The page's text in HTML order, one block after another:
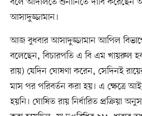
আসাদুজ্জামান।
আজ বুধবার আসাদুজ্জামান আপিল
বলেছেন, বিচারপতি এ বি এম খায়রুল হক
রায়) যেদিন ঘোষণা করেন, সেদিনই
মাস পর পরিবর্তন করা হয়। এ ক্ষেত্রে
হয়নি। ঘোষিত রায় নির্ধারিত প্রক্রিয়া